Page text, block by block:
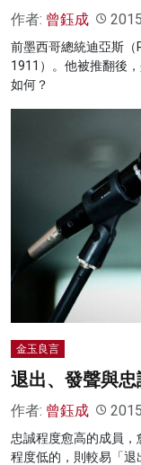
作者: 曾鈺成
前墨西哥總統迪亞斯
1911）。他被推翻後
如何？
金玉良言
退出、發聲與忠
作者: 曾鈺成
忠誠程度愈高的成員
程度低的，則較易「